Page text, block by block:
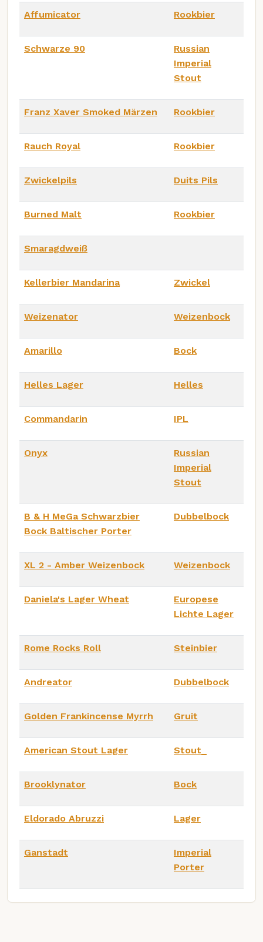
Affumicator Rookbier
Schwarze 90
Russian
Imperial
Stout
Franz Xaver Smoked Märzen Rookbier
Rauch Royal Rookbier
Zwickelpils Duits Pils
Burned Malt Rookbier
Smaragdweiß
Kellerbier Mandarina Zwickel
Weizenator Weizenbock
Amarillo Bock
Helles Lager Helles
Commandarin IPL
Onyx
Russian
Imperial
Stout
B & H MeGa Schwarzbier
Bock Baltischer Porter
Dubbelbock
XL 2 - Amber Weizenbock Weizenbock
Daniela's Lager Wheat
Europese
Lichte Lager
Rome Rocks Roll Steinbier
Andreator Dubbelbock
Golden Frankincense Myrrh Gruit
American Stout Lager Stout_
Brooklynator Bock
Eldorado Abruzzi Lager
Ganstadt
Imperial
Porter